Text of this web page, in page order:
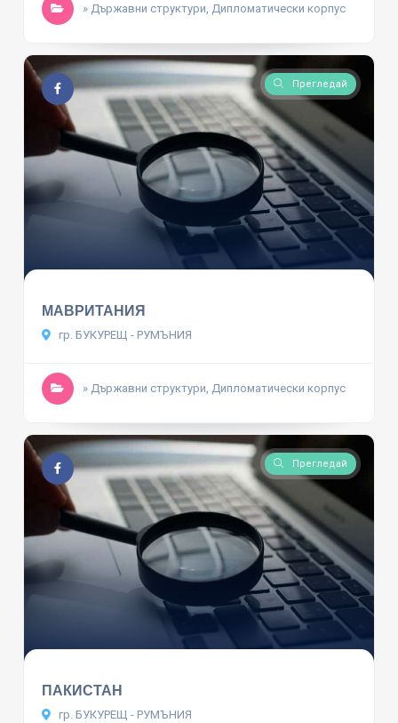
» Държавни структури, Дипломатически корпус
Прегледай
МАВРИТАНИЯ
гр. БУКУРЕЩ - РУМЪНИЯ
» Държавни структури, Дипломатически корпус
Прегледай
ПАКИСТАН
гр. БУКУРЕЩ - РУМЪНИЯ